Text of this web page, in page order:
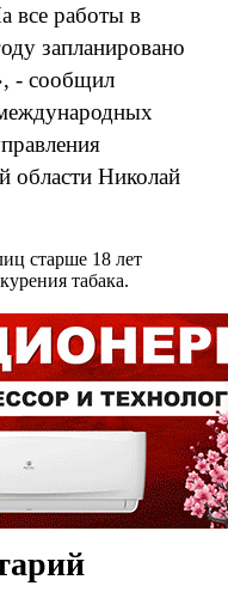
все работы в
запланировано
- сообщил
области Николай
старше 18 лет
табака.